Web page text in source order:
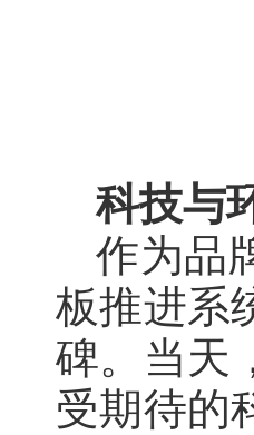
科技与
作为品
板推进系
碑。当天
受期待的